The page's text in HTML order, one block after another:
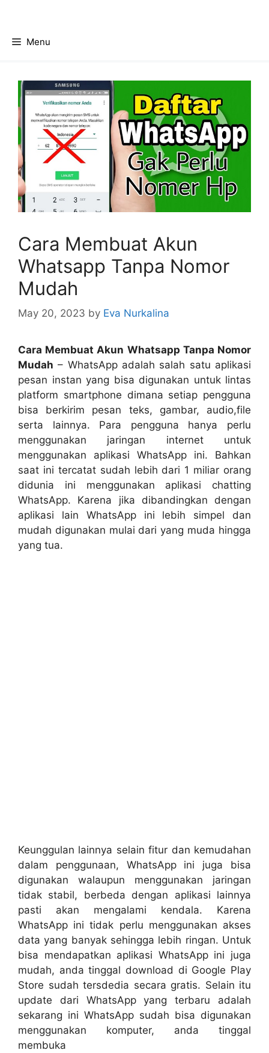
contentMenu
Cara Membuat Akun
Whatsapp Tanpa Nomor
Mudah
May 20, 2023 by Eva Nurkalina
Cara Membuat Akun Whatsapp Tanpa Nomor
Mudah – WhatsApp adalah salah satu aplikasi
pesan instan yang bisa digunakan untuk lintas
platform smartphone dimana setiap pengguna
bisa berkirim pesan teks, gambar, audio,file
serta lainnya. Para pengguna hanya perlu
menggunakan jaringan internet untuk
menggunakan aplikasi WhatsApp ini. Bahkan
saat ini tercatat sudah lebih dari 1 miliar orang
didunia ini menggunakan aplikasi chatting
WhatsApp. Karena jika dibandingkan dengan
aplikasi lain WhatsApp ini lebih simpel dan
mudah digunakan mulai dari yang muda hingga
yang tua.
Keunggulan lainnya selain fitur dan kemudahan
dalam penggunaan, WhatsApp ini juga bisa
digunakan walaupun menggunakan jaringan
tidak stabil, berbeda dengan aplikasi lainnya
pasti akan mengalami kendala. Karena
WhatsApp ini tidak perlu menggunakan akses
data yang banyak sehingga lebih ringan. Untuk
bisa mendapatkan aplikasi WhatsApp ini juga
mudah, anda tinggal download di Google Play
Store sudah tersdedia secara gratis. Selain itu
update dari WhatsApp yang terbaru adalah
sekarang ini WhatsApp sudah bisa digunakan
menggunakan komputer, anda tinggal
membuka